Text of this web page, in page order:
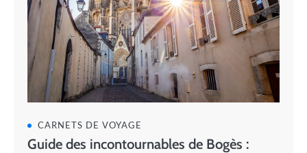
CARNETS DE VOYAGE
Guide des incontournables de Bogès :